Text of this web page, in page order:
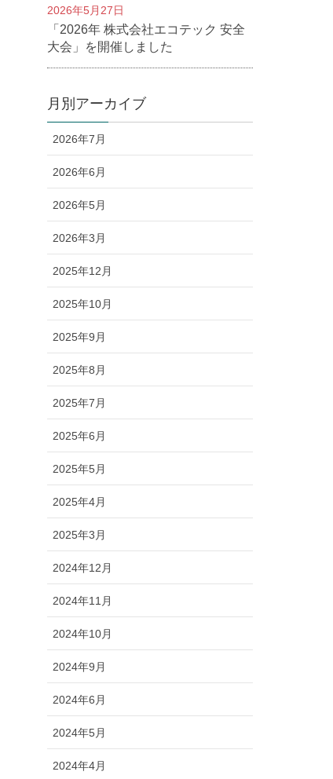
2026年5月27日
「2026年 株式会社エコテック 安全
大会」を開催しました
月別アーカイブ
2026年7月
2026年6月
2026年5月
2026年3月
2025年12月
2025年10月
2025年9月
2025年8月
2025年7月
2025年6月
2025年5月
2025年4月
2025年3月
2024年12月
2024年11月
2024年10月
2024年9月
2024年6月
2024年5月
2024年4月